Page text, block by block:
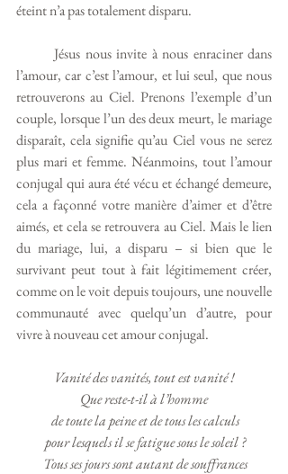
éteint n’a pas totalement disparu.
	Jésus nous invite à nous enraciner dans
l’amour, car c’est l’amour, et lui seul, que nous
retrouverons au Ciel. Prenons l’exemple d’un
couple, lorsque l’un des deux meurt, le mariage
disparaît, cela signifie qu’au Ciel vous ne serez
plus mari et femme. Néanmoins, tout l’amour
conjugal qui aura été vécu et échangé demeure,
cela a façonné votre manière d’aimer et d’être
aimés, et cela se retrouvera au Ciel. Mais le lien
du mariage, lui, a disparu – si bien que le
survivant peut tout à fait légitimement créer,
comme on le voit depuis toujours, une nouvelle
communauté avec quelqu’un d’autre, pour
vivre à nouveau cet amour conjugal.
Vanité des vanités, tout est vanité !
Que reste-t-il à l’homme
de toute la peine et de tous les calculs
pour lesquels il se fatigue sous le soleil ?
Tous ses jours sont autant de souffrances